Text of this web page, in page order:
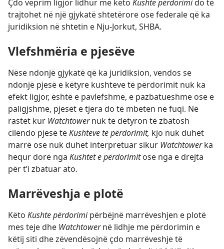
Çdo veprim ligjor lidhur me këto Kushte përdorimido të
trajtohet në një gjykatë shtetërore ose federale që ka
juridiksion në shtetin e Nju-Jorkut, SHBA.
Vlefshmëria e pjesëve
Nëse ndonjë gjykatë që ka juridiksion, vendos se
ndonjë pjesë e këtyre kushteve të përdorimit nuk ka
efekt ligjor, është e pavlefshme, e pazbatueshme ose e
paligjshme, pjesët e tjera do të mbeten në fuqi. Në
rastet kur Watchtowernuk të detyron të zbatosh
cilëndo pjesë tëKushteve të përdorimit, kjo nuk duhet
marrë ose nuk duhet interpretuar sikur Watchtowerka
hequr dorë nga Kushtet e përdorimitose nga e drejta
për t’i zbatuar ato.
Marrëveshja e plotë
Këto Kushte përdorimipërbëjnë marrëveshjen e plotë
mes teje dhe Watchtowernë lidhje me përdorimin e
këtij siti dhe zëvendësojnë çdo marrëveshje të